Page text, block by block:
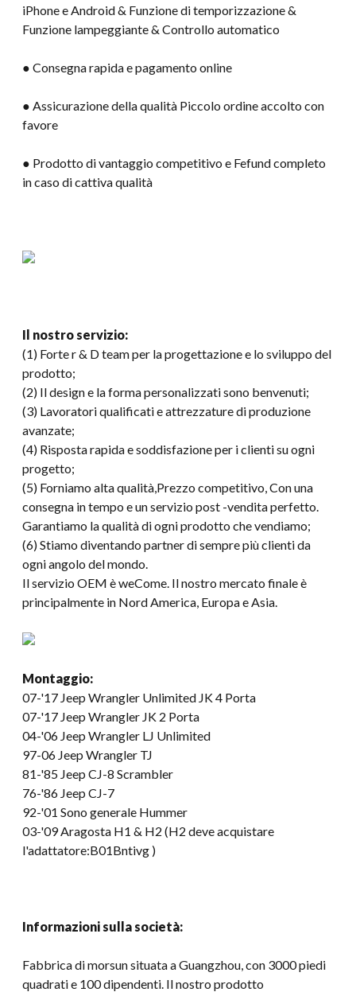
iPhone e Android & Funzione di temporizzazione &
Funzione lampeggiante & Controllo automatico
● Consegna rapida e pagamento online
● Assicurazione della qualità Piccolo ordine accolto con
favore
● Prodotto di vantaggio competitivo e Fefund completo
in caso di cattiva qualità
Il nostro servizio:
(1) Forte r & D team per la progettazione e lo sviluppo del
prodotto;
(2) Il design e la forma personalizzati sono benvenuti;
(3) Lavoratori qualificati e attrezzature di produzione
avanzate;
(4) Risposta rapida e soddisfazione per i clienti su ogni
progetto;
(5) Forniamo alta qualità,Prezzo competitivo, Con una
consegna in tempo e un servizio post -vendita perfetto.
Garantiamo la qualità di ogni prodotto che vendiamo;
(6) Stiamo diventando partner di sempre più clienti da
ogni angolo del mondo.
Il servizio OEM è weCome. Il nostro mercato finale è
principalmente in Nord America, Europa e Asia.
Montaggio:
07-'17 Jeep Wrangler Unlimited JK4 Porta
07-'17 Jeep Wrangler JK 2 Porta
04-'06 Jeep Wrangler LJ Unlimited
97-06 Jeep Wrangler TJ
81-'85 Jeep CJ-8 Scrambler
76-'86 Jeep CJ-7
92-'01 Sono generale Hummer
03-'09 Aragosta H1 & H2 (H2 deve acquistare
l'adattatore:B01Bntivg )
Informazioni sulla società:
Fabbrica di morsun situata a Guangzhou, con 3000 piedi
quadrati e 100 dipendenti. Il nostro prodotto